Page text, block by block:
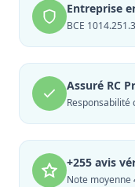
Entreprise
BCE
Assuré RC
+255 avis
Note moyenne